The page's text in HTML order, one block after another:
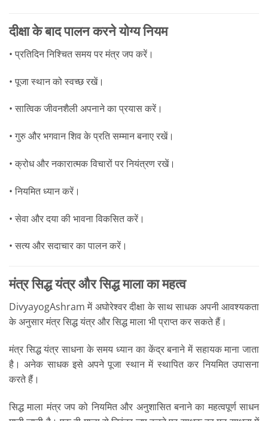
दीक्षा के बाद पालन करने योग्य नियम
• प्रतिदिन निश्चित समय पर मंत्र जप करें।
• पूजा स्थान को स्वच्छ रखें।
• सात्विक जीवनशैली अपनाने का प्रयास करें।
• गुरु और भगवान शिव के प्रति सम्मान बनाए रखें।
• क्रोध और नकारात्मक विचारों पर नियंत्रण रखें।
• नियमित ध्यान करें।
• सेवा और दया की भावना विकसित करें।
• सत्य और सदाचार का पालन करें।
मंत्र सिद्ध यंत्र और सिद्ध माला का महत्व
DivyayogAshram में अघोरेश्वर दीक्षा के साथ साधक अपनी आवश्यकता
के अनुसार मंत्र सिद्ध यंत्र और सिद्ध माला भी प्राप्त कर सकते हैं।
मंत्र सिद्ध यंत्र साधना के समय ध्यान का केंद्र बनाने में सहायक माना जाता
है। अनेक साधक इसे अपने पूजा स्थान में स्थापित कर नियमित उपासना
करते हैं।
सिद्ध माला मंत्र जप को नियमित और अनुशासित बनाने का महत्वपूर्ण साधन